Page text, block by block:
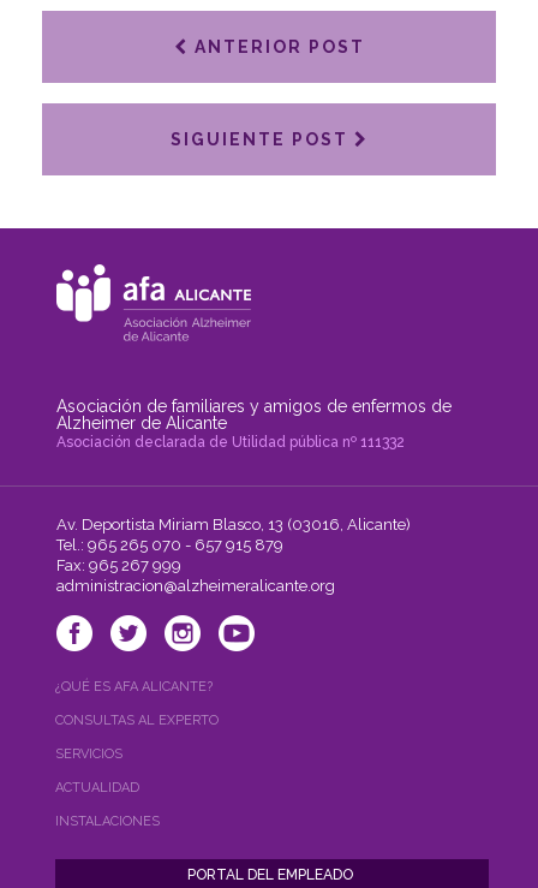
ANTERIOR POST
SIGUIENTE POST
Asociación de familiares y amigos de enfermos de
Alzheimer de Alicante
Asociación declarada de Utilidad pública nº 111332
Av. Deportista Miriam Blasco, 13 (03016, Alicante)
Tel.: 965 265 070 - 657 915 879
Fax: 965 267 999
administracion@alzheimeralicante.org
¿QUÉ ES AFA ALICANTE?
CONSULTAS AL EXPERTO
SERVICIOS
ACTUALIDAD
INSTALACIONES